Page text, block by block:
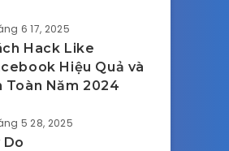
6 17, 2025
Hack Like
Hiệu Quả và
Toàn Năm 2024
5 28, 2025
Do